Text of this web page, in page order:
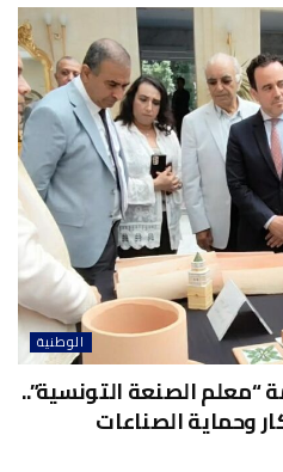
الوطنية
“معلم الصنعة التونسية”..
وحماية الصناعات